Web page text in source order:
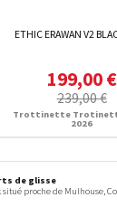
ETHIC ERAWAN V2
199,00 €
239,00 €
Trottinette
2026
de glisse
situé proche de Mulhouse,